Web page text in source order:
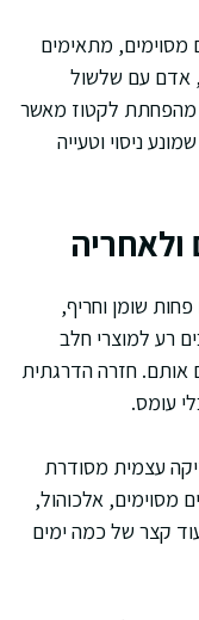
מסוימים, מתאימים
אדם עם שלשול
מהפחתת לקטוז מאשר
ניסוי וטעייה
ולאחריה
שומן וחריף,
רע למוצרי חלב
אותם. חזרה הדרגתית
עומס.
עצמית מסודרת
מסוימים, אלכוהול,
קצר של כמה ימים